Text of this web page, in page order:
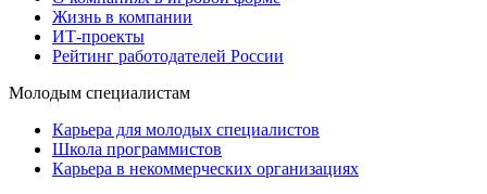
Жизнь в компании
ИТ-проекты
Рейтинг работодателей России
Молодым специалистам
Карьера для молодых специалистов
Школа программистов
Карьера в некоммерческих организациях